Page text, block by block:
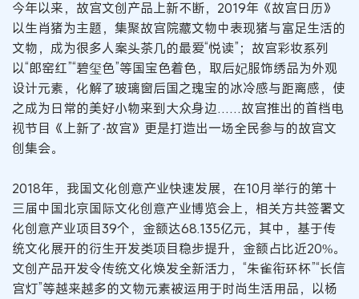
今年以来，故宫文创产品上新不断，2019年《故宫日历》
以生肖猪为主题，集聚故宫院藏文物中表现猪与富足生活的
文物，成为很多人案头茶几的最爱“悦读”；故宫彩妆系列
以“郎窑红”“碧玺色”等国宝色着色，取后妃服饰绣品为外观
设计元素，化解了玻璃窗后国之瑰宝的冰冷感与距离感，使
之成为日常的美好小物来到大众身边……故宫推出的首档电
视节目《上新了·故宫》更是打造出一场全民参与的故宫文
创集会。
2018年，我国文化创意产业快速发展，在10月举行的第十
三届中国北京国际文化创意产业博览会上，相关方共签署文
化创意产业项目39个，金额达68.135亿元，其中，基于传
统文化展开的衍生开发类项目稳步提升，金额占比近20%。
文创产品开发令传统文化焕发全新活力，“朱雀衔环杯”“长信
宫灯”等越来越多的文物元素被运用于时尚生活用品，以杨